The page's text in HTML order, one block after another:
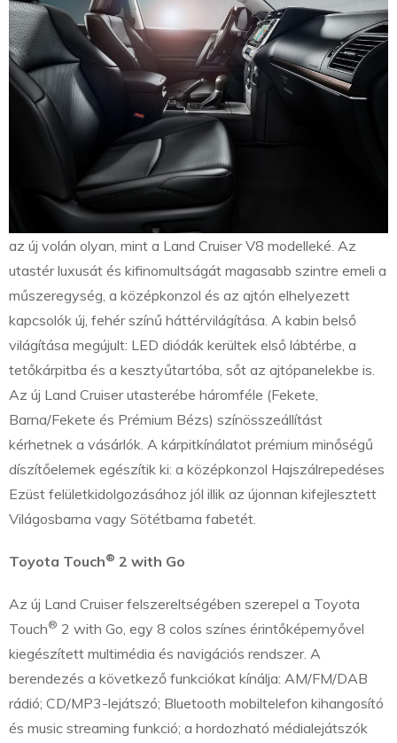
az új volán olyan, mint a Land Cruiser V8 modelleké. Az
utastér luxusát és kifinomultságát magasabb szintre emeli a
műszeregység, a középkonzol és az ajtón elhelyezett
kapcsolók új, fehér színű háttérvilágítása. A kabin belső
világítása megújult: LED diódák kerültek első lábtérbe, a
tetőkárpitba és a kesztyűtartóba, sőt az ajtópanelekbe is.
Az új Land Cruiser utasterébe háromféle (Fekete,
Barna/Fekete és Prémium Bézs) színösszeállítást
kérhetnek a vásárlók. A kárpitkínálatot prémium minőségű
díszítőelemek egészítik ki: a középkonzol Hajszálrepedéses
Ezüst felületkidolgozásához jól illik az újonnan kifejlesztett
Világosbarna vagy Sötétbarna fabetét.
Toyota Touch® 2 with Go
Az új Land Cruiser felszereltségében szerepel a Toyota
Touch® 2 with Go, egy 8 colos színes érintőképernyővel
kiegészített multimédia és navigációs rendszer. A
berendezés a következő funkciókat kínálja: AM/FM/DAB
rádió; CD/MP3-lejátszó; Bluetooth mobiltelefon kihangosító
és music streaming funkció; a hordozható médialejátszók